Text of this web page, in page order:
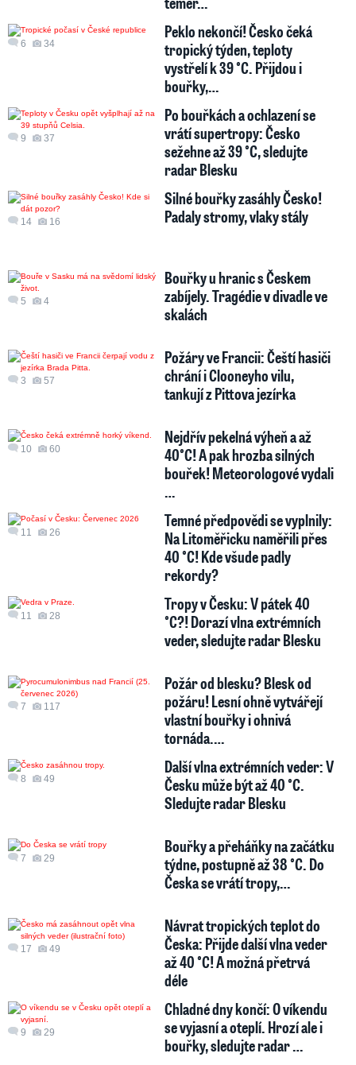
6 34
Peklo nekončí! Česko čeká
tropický týden, teploty
vystřelí k 39 °C. Přijdou i
bouřky,…
9 37
Po bouřkách a ochlazení se
vrátí supertropy: Česko
sežehne až 39 °C, sledujte
radar Blesku
14 16
Silné bouřky zasáhly Česko!
Padaly stromy, vlaky stály
5 4
Bouřky u hranic s Českem
zabíjely. Tragédie v divadle ve
skalách
3 57
Požáry ve Francii: Čeští hasiči
chrání i Clooneyho vilu,
tankují z Pittova jezírka
10 60
Nejdřív pekelná výheň a až
40°C! A pak hrozba silných
bouřek! Meteorologové vydali
…
11 26
Temné předpovědi se vyplnily:
Na Litoměřicku naměřili přes
40 °C! Kde všude padly
rekordy?
11 28
Tropy v Česku: V pátek 40
°C?! Dorazí vlna extrémních
veder, sledujte radar Blesku
7 117
Požár od blesku? Blesk od
požáru! Lesní ohně vytvářejí
vlastní bouřky i ohnivá
tornáda.…
8 49
Další vlna extrémních veder: V
Česku může být až 40 °C.
Sledujte radar Blesku
7 29
Bouřky a přeháňky na začátku
týdne, postupně až 38 °C. Do
Česka se vrátí tropy,…
17 49
Návrat tropických teplot do
Česka: Přijde další vlna veder
až 40 °C! A možná přetrvá
déle
9 29
Chladné dny končí: O víkendu
se vyjasní a oteplí. Hrozí ale i
bouřky, sledujte radar …